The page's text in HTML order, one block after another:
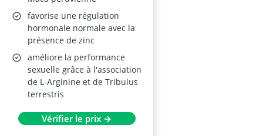
favorise une régulation
hormonale normale avec la
présence de zinc
améliore la performance
sexuelle grâce à l'association
de L-Arginine et de Tribulus
terrestris
Vérifier le prix →